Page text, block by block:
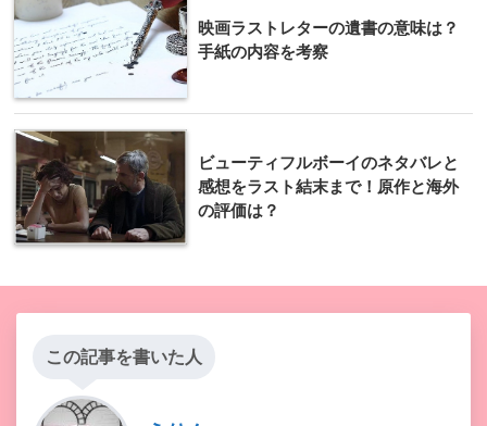
映画ラストレターの遺書の意味は？
手紙の内容を考察
ビューティフルボーイのネタバレと
感想をラスト結末まで！原作と海外
の評価は？
この記事を書いた人